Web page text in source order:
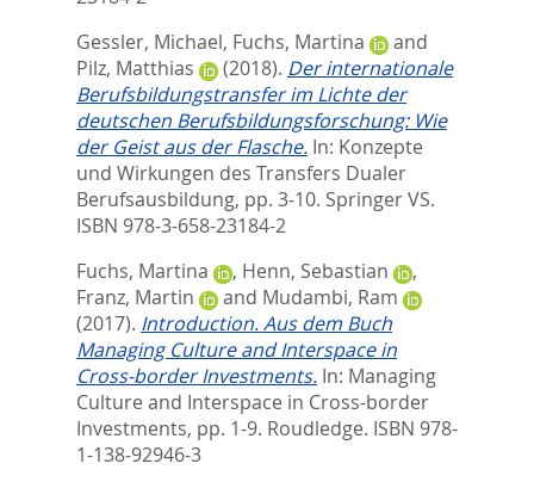
Gessler, Michael, Fuchs, Martina
and
Pilz, Matthias
(2018). Der internationale
Berufsbildungstransfer im Lichte der
deutschen Berufsbildungsforschung: Wie
der Geist aus der Flasche. In: Konzepte
und Wirkungen des Transfers Dualer
Berufsausbildung, pp. 3-10. Springer VS.
ISBN 978-3-658-23184-2
Fuchs, Martina
, Henn, Sebastian
,
Franz, Martin
and Mudambi, Ram
(2017). Introduction. Aus dem Buch
Managing Culture and Interspace in
Cross-border Investments. In: Managing
Culture and Interspace in Cross-border
Investments, pp. 1-9. Roudledge. ISBN 978-
1-138-92946-3